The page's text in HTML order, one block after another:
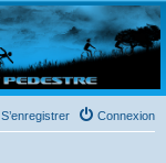
Bonne navigation sur le site
Connexion
S’enregistrer